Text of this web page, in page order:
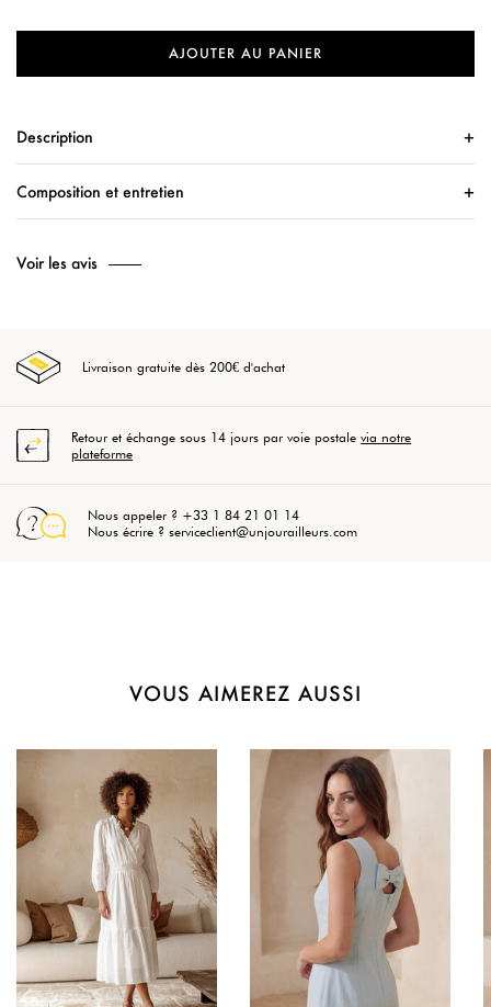
AJOUTER AU PANIER
Description
Composition et entretien
Voir les avis
Livraison gratuite dès 200€ d'achat
Retour et échange sous 14 jours par voie postalevia notre
plateforme
Nous appeler ? +33 1 84 21 01 14
Nous écrire ? serviceclient@unjourailleurs.com
VOUS AIMEREZ AUSSI